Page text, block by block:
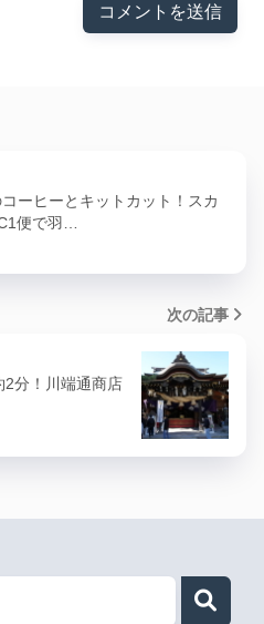
ーヒーとキットカット！スカ
便で羽…
次の記事
2分！川端通商店